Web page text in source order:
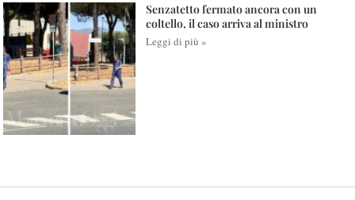
Senzatetto fermato ancora con un
coltello, il caso arriva al ministro
Leggi di più »